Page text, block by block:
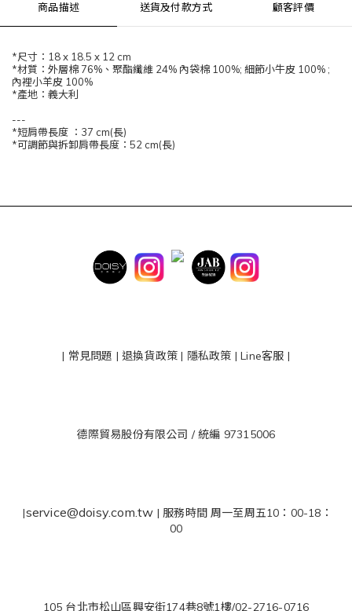
商品描述 送貨及付款方式 顧客評價
*尺寸：18 x 18.5 x 12 cm
*材質：外層棉 76%、聚酯纖維 24% 內袋棉 100%; 細節小牛皮 100% ;
內裡小羊皮 100%
*產地：義大利
---
*短肩帶長度 ：37 cm(長)
*可調節與拆卸肩帶長度：52 cm(長)
| 常見問題 | 退換貨政策 | 隱私政策 |Line客服 |
德際貿易股份有限公司 / 統編 97315006
|service@doisy.com.tw | 服務時間 周一至周五10：00-18：
00
105 台北市松山區興安街174巷8號1樓/02-2716-0716